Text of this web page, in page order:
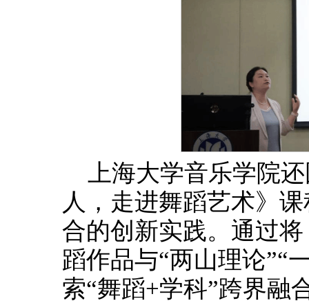
上海大学音乐学院
人，走进舞蹈艺术》
合的创新实践。通过
蹈作品与“两山理论”“
索“舞蹈+学科”跨界融